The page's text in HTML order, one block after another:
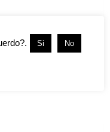
Informe de Torre
Cantú”: PRI
Si No